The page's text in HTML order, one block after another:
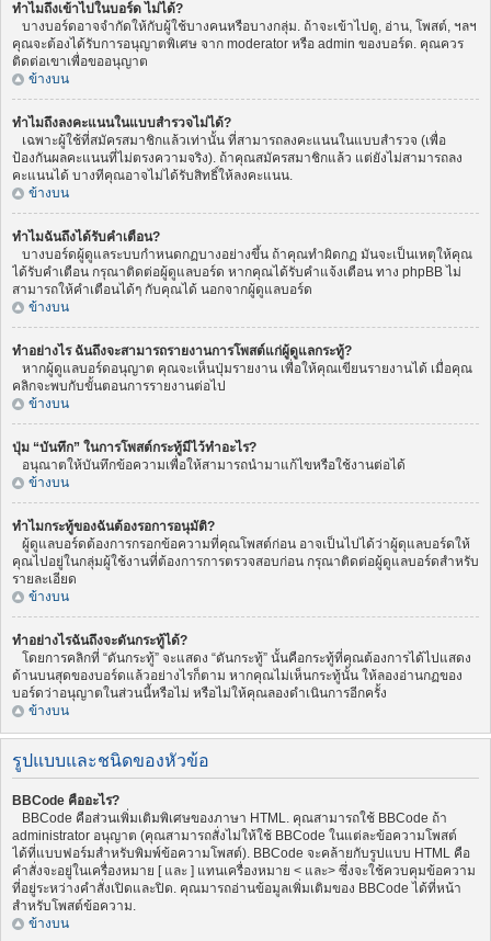
ทำไมถึงเข้าไปในบอร์ด ไม่ได้?
บางบอร์ดอาจจำกัดให้กับผู้ใช้บางคนหรือบางกลุ่ม. ถ้าจะเข้าไปดู, อ่าน, โพสต์, ฯลฯ
คุณจะต้องได้รับการอนุญาตพิเศษ จาก moderator หรือ admin ของบอร์ด. คุณควร
ติดต่อเขาเพื่อขออนุญาต
ข้างบน
ทำไมถึงลงคะแนนในแบบสำรวจไม่ได้?
เฉพาะผู้ใช้ที่สมัครสมาชิกแล้วเท่านั้น ที่สามารถลงคะแนนในแบบสำรวจ (เพื่อ
ป้องกันผลคะแนนที่ไม่ตรงความจริง). ถ้าคุณสมัครสมาชิกแล้ว แต่ยังไม่สามารถลง
คะแนนได้ บางทีคุณอาจไม่ได้รับสิทธิ์ให้ลงคะแนน.
ข้างบน
ทำไมฉันถึงได้รับคำเตือน?
บางบอร์ดผู้ดูแลระบบกำหนดกฏบางอย่างขึ้น ถ้าคุณทำผิดกฏ มันจะเป็นเหตุให้คุณ
ได้รับคำเตือน กรุณาติดต่อผู้ดูแลบอร์ด หากคุณได้รับคำแจ้งเตือน ทาง phpBB ไม่
สามารถให้คำเตือนได้ๆ กับคุณได้ นอกจากผู้ดูแลบอร์ด
ข้างบน
ทำอย่างไร ฉันถึงจะสามารถรายงานการโพสต์แก่ผู้ดูแลกระทู้?
หากผู้ดูแลบอร์ดอนุญาต คุณจะเห็นปุ่มรายงาน เพื่อให้คุณเขียนรายงานได้ เมื่อคุณ
คลิกจะพบกับขั้นตอนการรายงานต่อไป
ข้างบน
ปุ่ม “บันทึก” ในการโพสต์กระทู้มีไว้ทำอะไร?
อนุณาตให้บันทึกข้อความเพื่อให้สามารถนำมาแก้ไขหรือใช้งานต่อได้
ข้างบน
ทำไมกระทู้ของฉันต้องรอการอนุมัติ?
ผู้ดูแลบอร์ดต้องการกรอกข้อความที่คุณโพสต์ก่อน อาจเป็นไปได้ว่าผู้ดุแลบอร์ดให้
คุณไปอยู่ในกลุ่มผู้ใช้งานที่ต้องการการตรวจสอบก่อน กรุณาติดต่อผู้ดูแลบอร์ดสำหรับ
รายละเอียด
ข้างบน
ทำอย่างไรฉันถึงจะดันกระทู้ได้?
โดยการคลิกที่ “ดันกระทู้” จะแสดง “ดันกระทู้” นั้นคือกระทู้ที่คุณต้องการได้ไปแสดง
ด้านบนสุดของบอร์ดแล้วอย่างไรก็ตาม หากคุณไม่เห็นกระทู้นั้น ให้ลองอ่านกฏของ
บอร์ดว่าอนุญาตในส่วนนี้หรือไม่ หรือไม่ให้คุณลองดำเนินการอีกครั้ง
ข้างบน
รูปแบบและชนิดของหัวข้อ
BBCode คืออะไร?
BBCode คือส่วนเพิ่มเติมพิเศษของภาษา HTML. คุณสามารถใช้ BBCode ถ้า
administrator อนุญาต (คุณสามารถสั่งไม่ให้ใช้ BBCode ในแต่ละข้อความโพสต์
ได้ที่แบบฟอร์มสำหรับพิมพ์ข้อความโพสต์). BBCode จะคล้ายกับรูปแบบ HTML คือ
คำสั่งจะอยู่ในเครื่องหมาย [ และ ] แทนเครื่องหมาย < และ> ซึ่งจะใช้ควบคุมข้อความ
ที่อยู่ระหว่างคำสั่งเปิดและปิด. คุณมารถอ่านข้อมูลเพิ่มเติมของ BBCode ได้ที่หน้า
สำหรับโพสต์ข้อความ.
ข้างบน